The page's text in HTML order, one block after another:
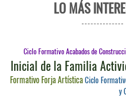
LO MÁS
Ciclo Formativo Acabados de
Inicial de la Familia
Formativo Forja ArtísticaCiclo
y